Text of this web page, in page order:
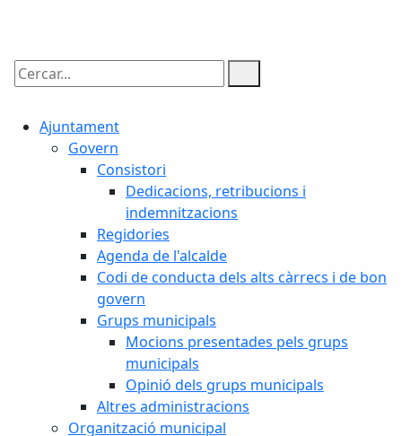
Cercar:
Ajuntament
Govern
Consistori
Dedicacions, retribucions i
indemnitzacions
Regidories
Agenda de l'alcalde
Codi de conducta dels alts càrrecs i de bon
govern
Grups municipals
Mocions presentades pels grups
municipals
Opinió dels grups municipals
Altres administracions
Organització municipal